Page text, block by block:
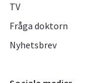
TV
Fråga doktorn
Nyhetsbrev